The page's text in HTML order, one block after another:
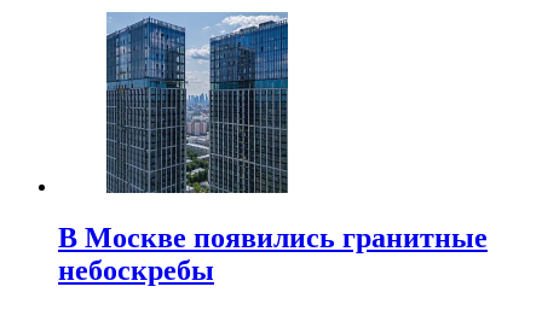
В Москве появились гранитные
небоскребы